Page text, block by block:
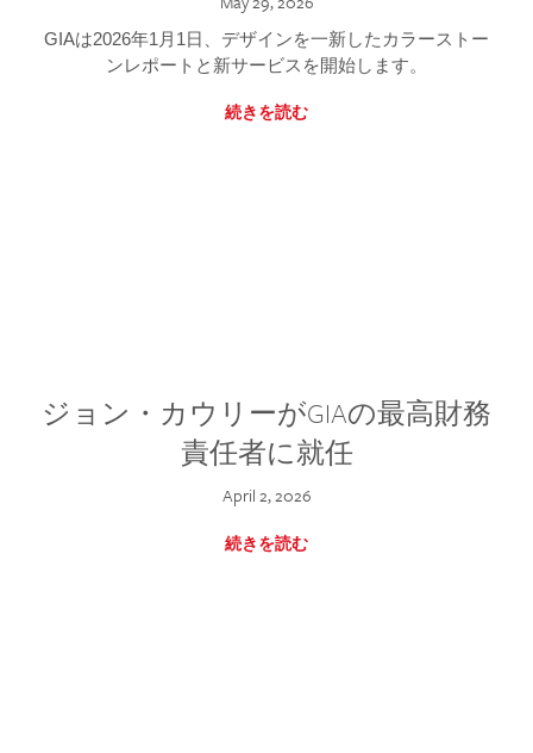
GIAは2026年1月1日、デザインを一新したカラーストー
ンレポートと新サービスを開始します。
続きを読む
ジョン・カウリーがGIAの最高財務
責任者に就任
April 2, 2026
続きを読む